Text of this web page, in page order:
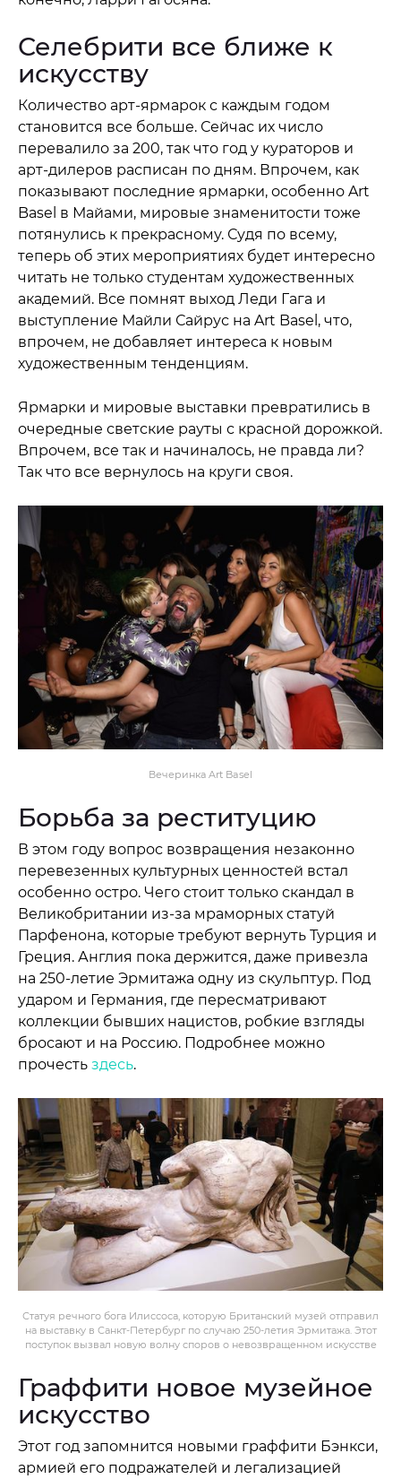
Селебрити все ближе к
искусству
Количество арт-ярмарок с каждым годом
становится все больше. Сейчас их число
перевалило за 200, так что год у кураторов и
арт-дилеров расписан по дням. Впрочем, как
показывают последние ярмарки, особенно Art
Basel в Майами, мировые знаменитости тоже
потянулись к прекрасному. Судя по всему,
теперь об этих мероприятиях будет интересно
читать не только студентам художественных
академий. Все помнят выход Леди Гага и
выступление Майли Сайрус на Art Basel, что,
впрочем, не добавляет интереса к новым
художественным тенденциям.
Ярмарки и мировые выставки превратились в
очередные светские рауты с красной дорожкой.
Впрочем, все так и начиналось, не правда ли?
Так что все вернулось на круги своя.
Вечеринка Art Basel
Борьба за реституцию
В этом году вопрос возвращения незаконно
перевезенных культурных ценностей встал
особенно остро. Чего стоит только скандал в
Великобритании из-за мраморных статуй
Парфенона, которые требуют вернуть Турция и
Греция. Англия пока держится, даже привезла
на 250-летие Эрмитажа одну из скульптур. Под
ударом и Германия, где пересматривают
коллекции бывших нацистов, робкие взгляды
бросают и на Россию. Подробнее можно
прочесть здесь.
Статуя речного бога Илиссоса, которую Британский музей отправил
на выставку в Санкт-Петербург по случаю 250-летия Эрмитажа. Этот
поступок вызвал новую волну споров о невозвращенном искусстве
Граффити новое музейное
искусство
Этот год запомнится новыми граффити Бэнкси,
армией его подражателей и легализацией